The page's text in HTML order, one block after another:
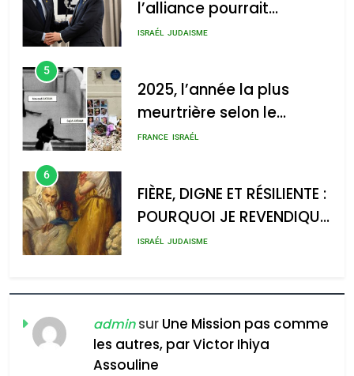
GPO
2025, l’année la plus
meurtrière selon le rapport
d’ADL contre
l’antisémitisme
admin 0
l’alliance pourrait
s’étendre à 13 pays
ISRAÉL JUDAISME
5
2025, l’année la plus
meurtrière selon le
rapport d’ADL contre
FRANCE ISRAÉL
6
FIÈRE, DIGNE ET RÉSILIENTE :
POURQUOI JE REVENDIQUE
MA JUDAÏTE par Thérèse
ISRAÉL JUDAISME
CE QUI NOUS MANQUE –
Jacques Hadida
JUDAISME
adminsur Une Mission pas comme
les autres, par Victor Ihiya
Assouline